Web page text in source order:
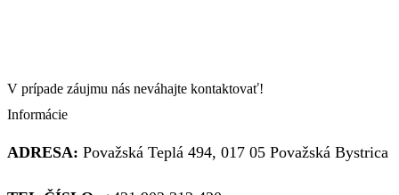
V prípade záujmu nás neváhajte kontaktovať!
Informácie
ADRESA: Považská Teplá 494, 017 05 Považská Bystrica